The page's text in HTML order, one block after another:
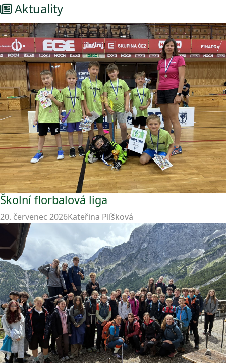
Aktuality
Školní florbalová liga
20. červenec 2026Kateřina Plíšková